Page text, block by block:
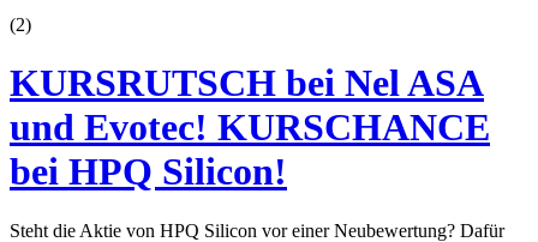
(2)
KURSRUTSCH bei Nel ASA
und Evotec! KURSCHANCE
bei HPQ Silicon!
Steht die Aktie von HPQ Silicon vor einer Neubewertung? Dafür